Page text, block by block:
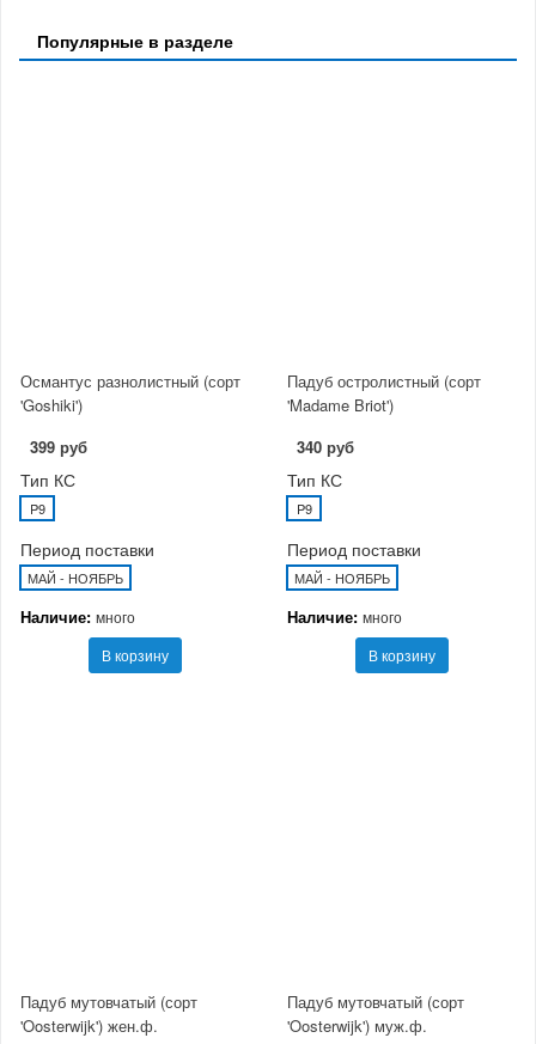
Популярные в разделе
Османтус разнолистный (сорт
'Goshiki')
399 руб
Тип КС
P9
Период поставки
МАЙ - НОЯБРЬ
Наличие: много
В корзину
Падуб остролистный (сорт
'Madame Briot')
340 руб
Тип КС
P9
Период поставки
МАЙ - НОЯБРЬ
Наличие: много
В корзину
Падуб мутовчатый (сорт
'Oosterwijk') жен.ф.
Падуб мутовчатый (сорт
'Oosterwijk') муж.ф.